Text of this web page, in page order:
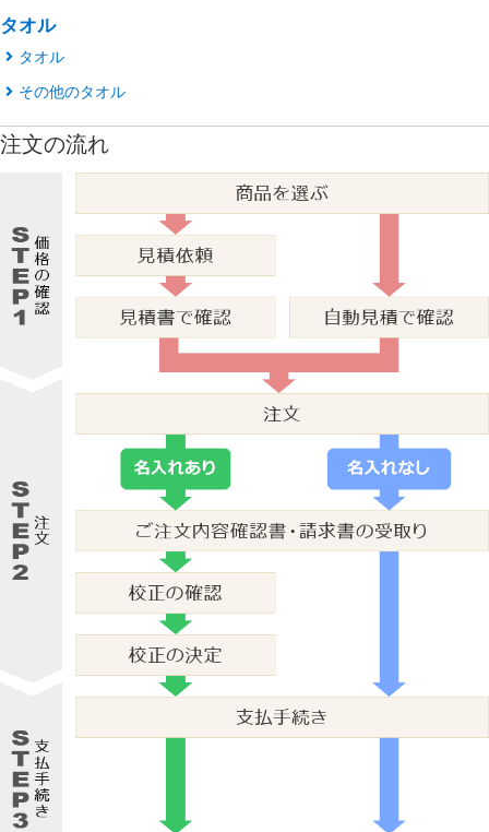
タオル
タオル
その他のタオル
注文の流れ